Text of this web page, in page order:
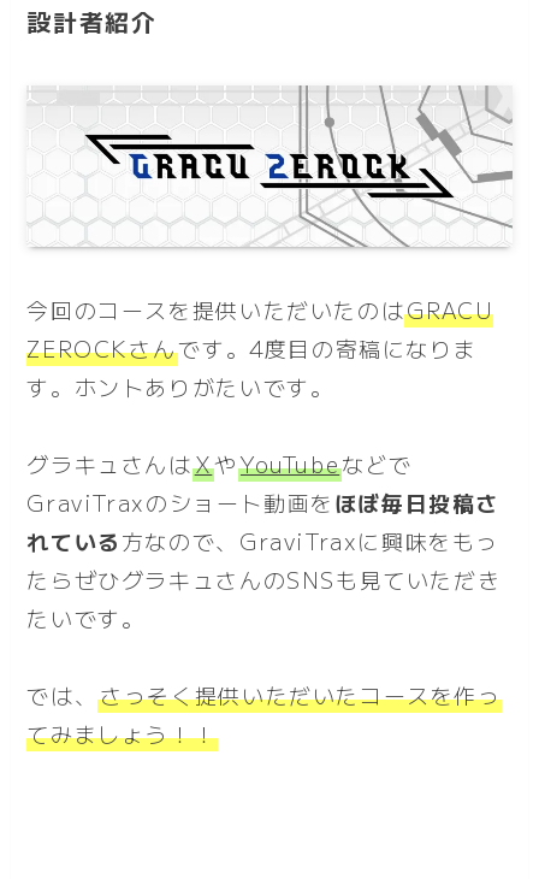
設計者紹介
今回のコースを提供いただいたのはGRACU
ZEROCKさんです。4度目の寄稿になりま
す。ホントありがたいです。
グラキュさんはXやYouTubeなどで
GraviTraxのショート動画をほぼ毎日投稿さ
れている方なので、GraviTraxに興味をもっ
たらぜひグラキュさんのSNSも見ていただき
たいです。
では、さっそく提供いただいたコースを作っ
てみましょう！！